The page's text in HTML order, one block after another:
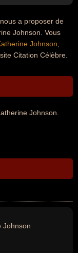
a proposer de
Johnson. Vous
Johnson
Citation Célèbre.
Johnson.
Johnson